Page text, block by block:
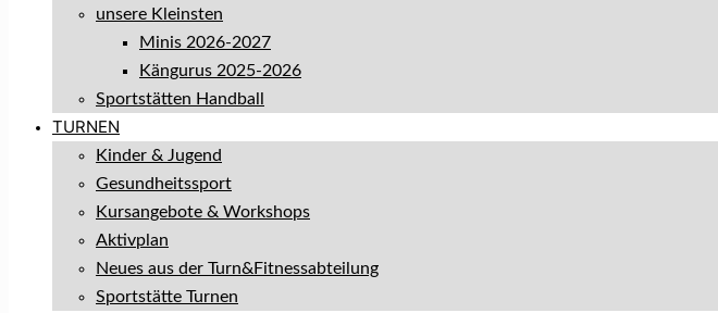
unsere Kleinsten
Minis 2026-2027
Kängurus 2025-2026
Sportstätten Handball
TURNEN
Kinder & Jugend
Gesundheitssport
Kursangebote & Workshops
Aktivplan
Neues aus der Turn&Fitnessabteilung
Sportstätte Turnen